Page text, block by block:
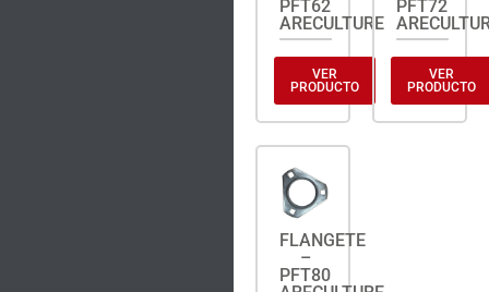
PFT62
ARECULTURE
VER
PRODUCTO
PFT72
VER
PRODUCTO
FLANGETE
–
PFT80